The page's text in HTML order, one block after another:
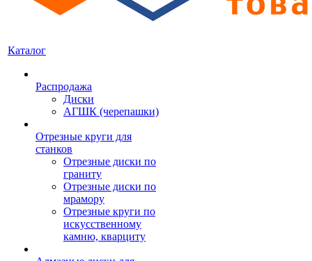
Каталог
Распродажа
Диски
АГШК (черепашки)
Отрезные круги для
станков
Отрезные диски по
граниту
Отрезные диски по
мрамору
Отрезные круги по
искусственному
камню, кварциту